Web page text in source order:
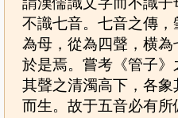
不識七音。七音之傳
為母，從為四聲，横
於是焉。嘗考《管子》
其聲之清濁高下，各
而生。故于五音必有